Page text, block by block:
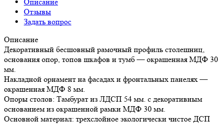
Отзывы
Задать вопрос
Описание
Декоративный бесшовный рамочный профиль столешниц,
основания опор, топов шкафов и тумб — окрашенная МДФ 30
мм.
Накладной орнамент на фасадах и фронтальных панелях —
окрашенная МДФ 8 мм.
Опоры столов: Тамбурат из ЛДСП 54 мм. с декоративным
основанием из окрашенной рамки МДФ 30 мм.
Основной материал: трехслойное экологически чистое ДСП